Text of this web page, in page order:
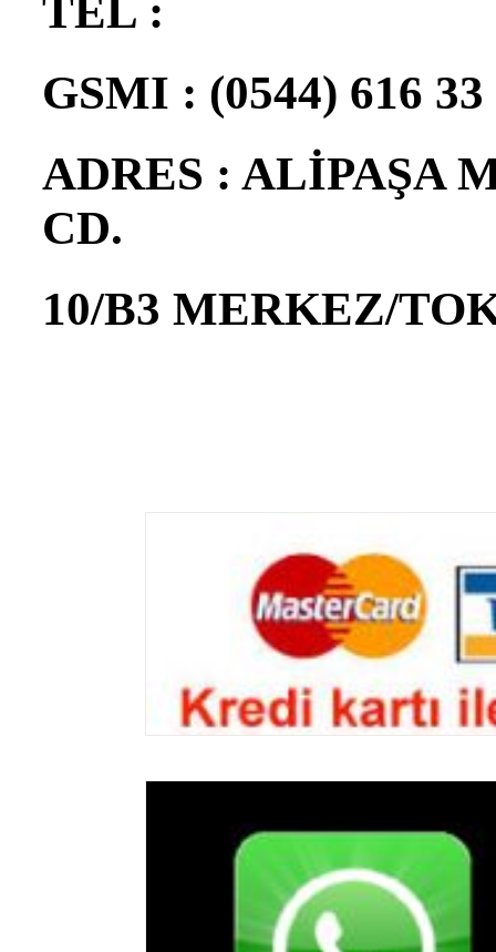
TEL :
GSMI : (0544) 616 33
ADRES : ALİPAŞA
CD.
10/B3 MERKEZ/